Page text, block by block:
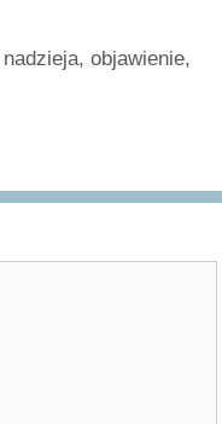
nadzieja,objawienie,